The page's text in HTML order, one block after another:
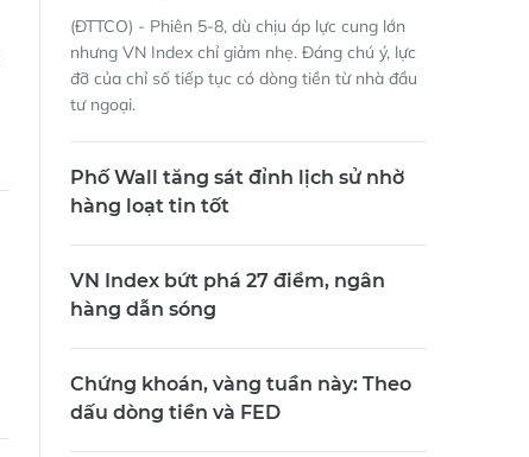
(ĐTTCO) - Phiên 5-8, dù chịu áp lực cung lớn
nhưng VN Index chỉ giảm nhẹ. Đáng chú ý, lực
đỡ của chỉ số tiếp tục có dòng tiền từ nhà đầu
tư ngoại.
Phố Wall tăng sát đỉnh lịch sử nhờ
hàng loạt tin tốt
VN Index bứt phá 27 điểm, ngân
hàng dẫn sóng
Chứng khoán, vàng tuần này: Theo
dấu dòng tiền và FED